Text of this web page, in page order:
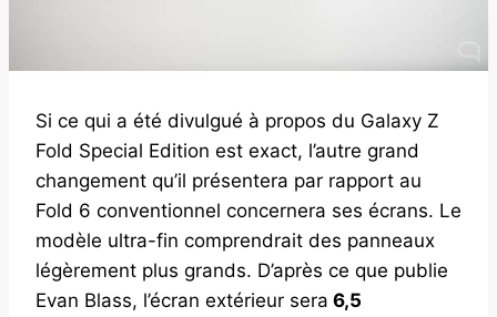
Si ce qui a été divulgué à propos du Galaxy Z
Fold Special Edition est exact, l’autre grand
changement qu’il présentera par rapport au
Fold 6 conventionnel concernera ses écrans. Le
modèle ultra-fin comprendrait des panneaux
légèrement plus grands. D’après ce que publie
Evan Blass, l’écran extérieur sera 6,5